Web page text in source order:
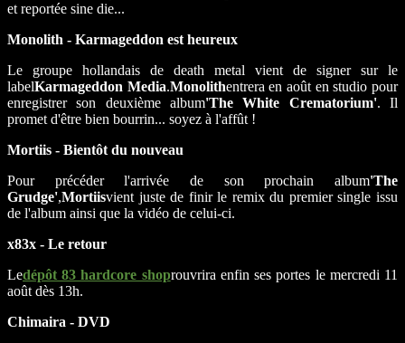
et reportée sine die...
Monolith - Karmageddon est heureux
Le groupe hollandais de death metal vient de signer sur le
labelKarmageddon Media.Monolithentrera en août en studio pour
enregistrer son deuxième album'The White Crematorium'. Il
promet d'être bien bourrin... soyez à l'affût !
Mortiis - Bientôt du nouveau
Pour précéder l'arrivée de son prochain album'The
Grudge',Mortiisvient juste de finir le remix du premier single issu
de l'album ainsi que la vidéo de celui-ci.
x83x - Le retour
Ledépôt 83 hardcore shoprouvrira enfin ses portes le mercredi 11
août dès 13h.
Chimaira - DVD